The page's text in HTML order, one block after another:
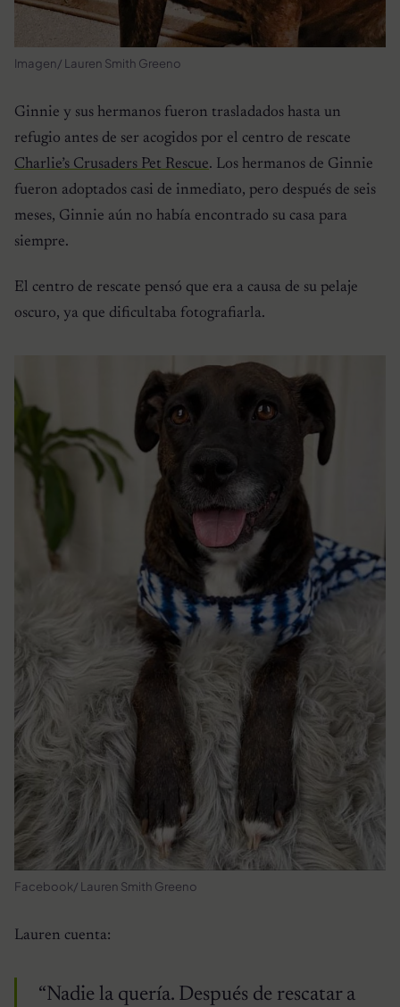
Imagen/ Lauren Smith Greeno
Ginnie y sus hermanos fueron trasladados hasta un
refugio antes de ser acogidos por el centro de rescate
Charlie’s Crusaders Pet Rescue. Los hermanos de Ginnie
fueron adoptados casi de inmediato, pero después de seis
meses, Ginnie aún no había encontrado su casa para
siempre.
El centro de rescate pensó que era a causa de su pelaje
oscuro, ya que dificultaba fotografiarla.
Facebook/ Lauren Smith Greeno
Lauren cuenta:
“Nadie la quería. Después de rescatar a